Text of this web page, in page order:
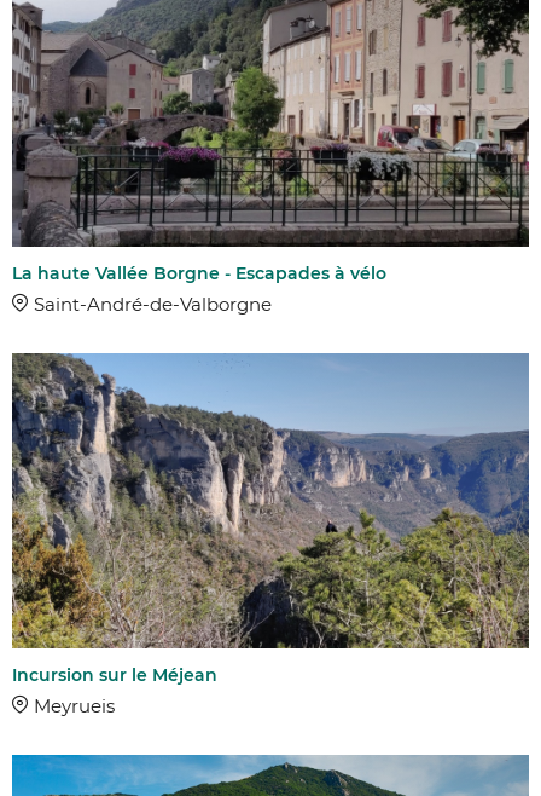
DISTANCE
DIFFICULTÉ
Difficile
La haute Vallée Borgne - Escapades à vélo
Saint-André-de-Valborgne
Incursion sur le Méjean
Meyrueis